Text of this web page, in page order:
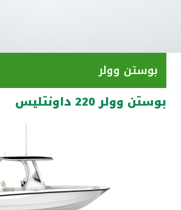
اتصل بنا
مواقع الفروع وأجهزة الصرف الآلي
بوستن وولر
بوستن وولر 220 داونتليس